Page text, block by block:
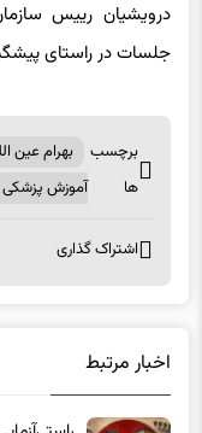
درویشیان رییس
جلسات در راستای
برچسب
ها
بهرام عین
آموزش پزشکی
اشتراک گذاری
اخبار مرتبط